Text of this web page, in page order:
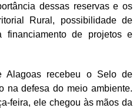
dessas reservas e os
Rural, possibilidade de
financiamento de projetos e
Alagoas recebeu o Selo de
na defesa do meio ambiente.
feira, ele chegou às mãos da